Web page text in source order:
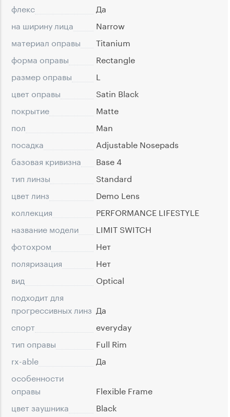
флекс
Да
на ширину лица
Narrow
материал оправы
Titanium
форма оправы
Rectangle
размер оправы
L
цвет оправы
Satin Black
покрытие
Matte
пол
Man
посадка
Adjustable Nosepads
базовая кривизна
Base 4
тип линзы
Standard
цвет линз
Demo Lens
коллекция
PERFORMANCE LIFESTYLE
название модели
LIMIT SWITCH
фотохром
Нет
поляризация
Нет
вид
Optical
подходит для
прогрессивных линз Да
спорт
everyday
тип оправы
Full Rim
rx-able
Да
особенности
оправы
Flexible Frame
цвет заушника
Black